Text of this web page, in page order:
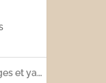
Smoothie fruits rouges et yaourt